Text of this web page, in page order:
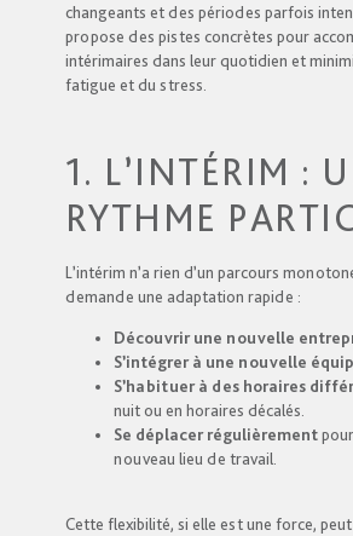
changeants et des périodes parfois
propose des pistes concrètes pour
intérimaires dans leur quotidien et
fatigue et du stress.
1. L’INTÉRIM :
RYTHME
L’intérim n’a rien d’un parcours
demande une adaptation rapide :
Découvrir une nouvelle
S’intégrer à une nouvelle
S’habituer à des horaires
nuit ou en horaires décalés.
Se déplacer régulièrement
nouveau lieu de travail.
Cette flexibilité, si elle est une force,